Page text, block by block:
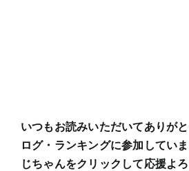
いつもお読みいただいてありが
ログ・ランキングに参加してい
じちゃんをクリックして応援よ